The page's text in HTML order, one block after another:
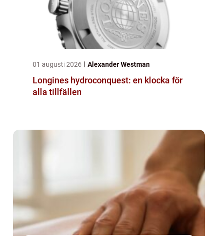
01 augusti 2026 Alexander Westman
Longines hydroconquest: en klocka för
alla tillfällen